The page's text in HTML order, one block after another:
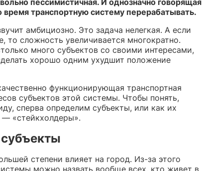
пессимистичная. И однозначно говорящая
транспортную систему перерабатывать.
амбициозно. Это задача нелегкая. А если
то сложность увеличивается многократно.
много субъектов со своими интересами,
хорошо одним ухудшит положение
функционирующая транспортная
субъектов этой системы. Чтобы понять,
сперва определим субъекты, или как их
«стейкхолдеры».
степени влияет на город. Из-за этого